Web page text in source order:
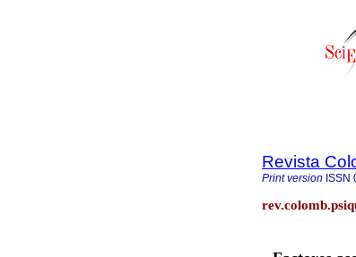
Revista
Print version ISSN